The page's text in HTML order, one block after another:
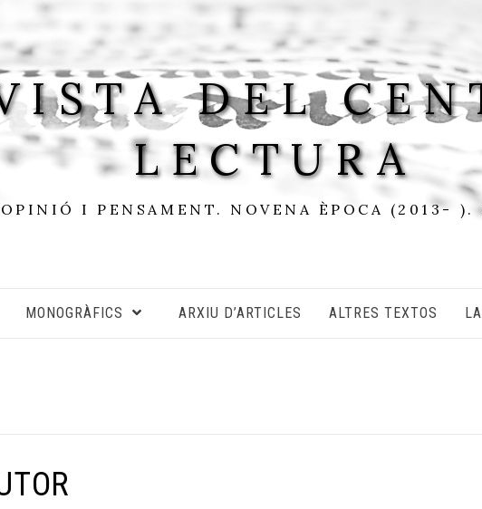
DEL
LECTURA
I PENSAMENT. NOVENA ÈPOCA (2013-
MONOGRÀFICS ARXIU D’ARTICLES ALTRES TEXTOS